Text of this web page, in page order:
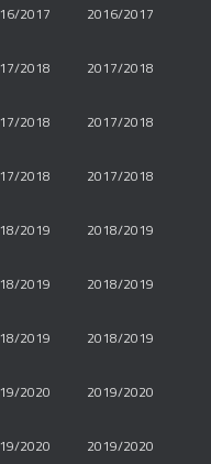
2017 2016/2017
2018 2017/2018
2018 2017/2018
2018 2017/2018
2019 2018/2019
2019 2018/2019
2019 2018/2019
2020 2019/2020
2020 2019/2020